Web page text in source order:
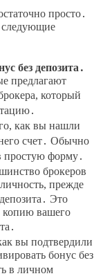
просто․
следующие
без депозита․
предлагают
который
как вы нашли
счет․ Обычно
простую форму․
брокеров
прежде
Это
копию вашего
вы подтвердили
бонус без
в личном